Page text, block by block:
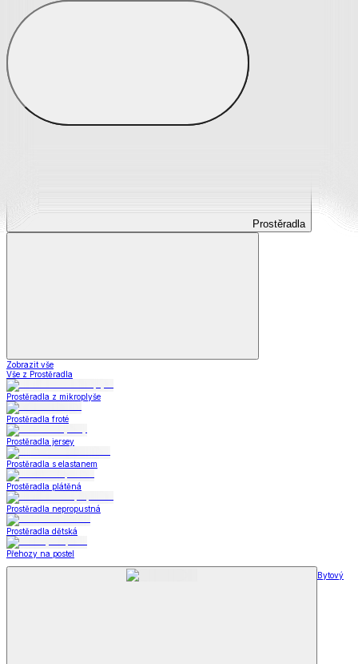
Prostěradla
Prostěradla
Zobrazit vše
Vše z Prostěradla
Prostěradla z mikroplyše
Prostěradla froté
Prostěradla jersey
Prostěradla s elastanem
Prostěradla plátěná
Prostěradla nepropustná
Prostěradla dětská
Přehozy na postel
Bytový